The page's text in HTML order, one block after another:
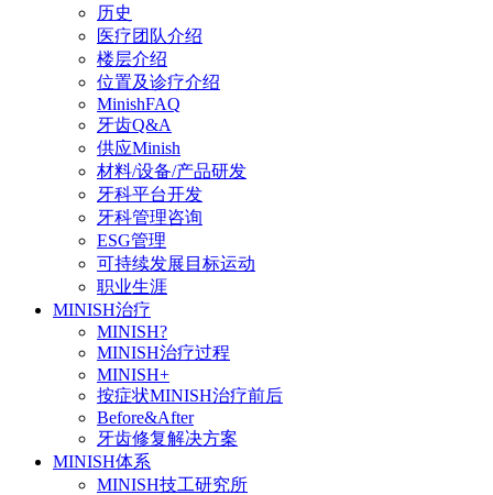
历史
医疗团队介绍
楼层介绍
位置及诊疗介绍
MinishFAQ
牙齿Q&A
供应Minish
材料/设备/产品研发
牙科平台开发
牙科管理咨询
ESG管理
可持续发展目标运动
职业生涯
MINISH治疗
MINISH?
MINISH治疗过程
MINISH+
按症状MINISH治疗前后
Before&After
牙齿修复解决方案
MINISH体系
MINISH技工研究所